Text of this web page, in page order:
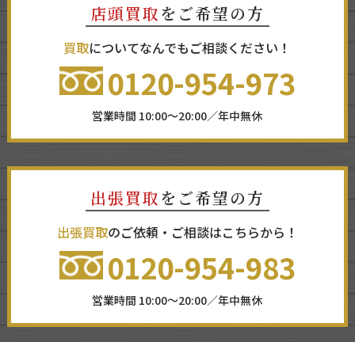
店頭買取 をご希望の方
買取についてなんでもご相談ください！
0120-954-973
営業時間 10:00～20:00／年中無休
出張買取 をご希望の方
出張買取のご依頼・ご相談はこちらから！
0120-954-983
営業時間 10:00～20:00／年中無休